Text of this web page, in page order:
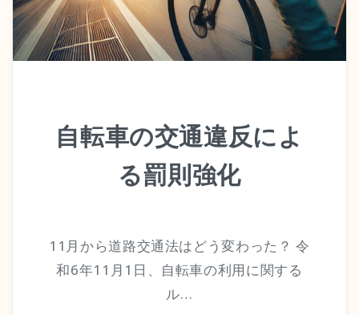
自転車の交通違反によ
る罰則強化
11月から道路交通法はどう変わった？ 令
和6年11月1日、自転車の利用に関する
ル…